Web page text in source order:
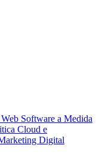
Software a Medida
Cloud e
Digital